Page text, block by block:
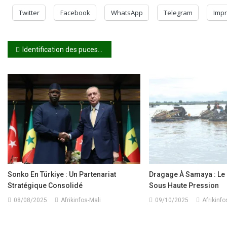
Twitter Facebook WhatsApp Telegram
Navigation
de
l’article
Identification des puces : des usagers à bout du blocage de leur SIM
Sonko En Türkiye : Un Partenariat
Stratégique Consolidé
08/08/2025 Afrikinfos-Mali
Dragage À Samaya :
Sous Haute Pression
09/10/2025